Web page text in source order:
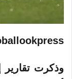
وذكرت تقارير